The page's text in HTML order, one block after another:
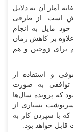
آمار آن به دلایل
است. از طرفی
مایل به انجام
بر کاهش زمان
برای زوجین و هم
و استفاده از
توافقی به صورت
که پرونده سال‌ها
بسیاری از
با سپردن کار به
خواهد بود.